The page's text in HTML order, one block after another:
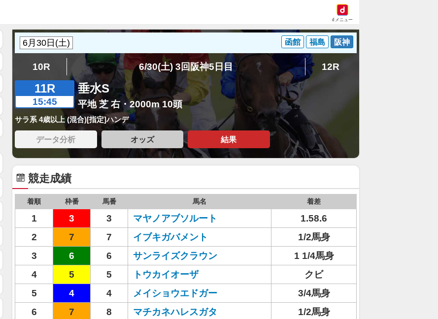
dメニュー
函館 福島 阪神
10R 6/30(土) 3回阪神5日目 12R
11R
15:45
垂水S
平地 芝 右・2000m 10頭
サラ系 4歳以上 (混合)[指定]ハンデ
データ分析 オッズ 結果
競走成績
着順 枠番 馬番 馬名 着差
1 3 3 マヤノアブソルート
1.58.6
2
7 7 イブキガバメント
1/2馬身
3
6 6 サンライズクラウン
1 1/4馬身
4
5 5 トウカイオーザ
クビ
5
4 4 メイショウエドガー
3/4馬身
6
7 8 マチカネハレスガタ
1/2馬身